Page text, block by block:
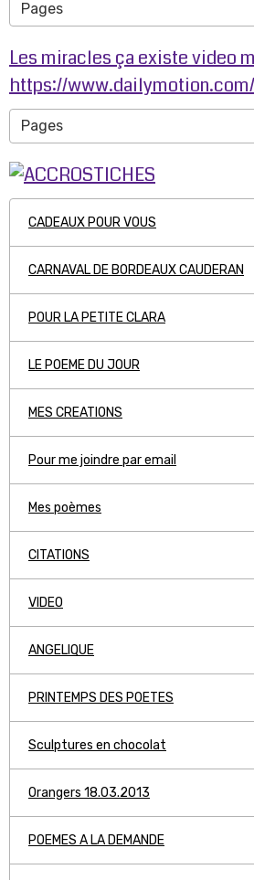
Les miracles ça existe video
https://
CADEAUX POUR VOUS
CARNAVAL DE BORDEAUX CAUDERAN
POUR LA PETITE CLARA
LE POEME DU JOUR
MES CREATIONS
Pour me joindre par email
Mes poèmes
CITATIONS
VIDEO
ANGELIQUE
PRINTEMPS DES POETES
Sculptures en chocolat
Orangers 18.03.2013
POEMES A LA DEMANDE